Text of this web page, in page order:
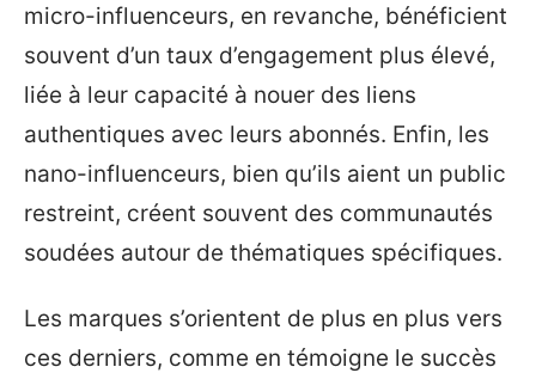
micro-influenceurs, en revanche, bénéficient
souvent d’un taux d’engagement plus élevé,
liée à leur capacité à nouer des liens
authentiques avec leurs abonnés. Enfin, les
nano-influenceurs, bien qu’ils aient un public
restreint, créent souvent des communautés
soudées autour de thématiques spécifiques.
Les marques s’orientent de plus en plus vers
ces derniers, comme en témoigne le succès